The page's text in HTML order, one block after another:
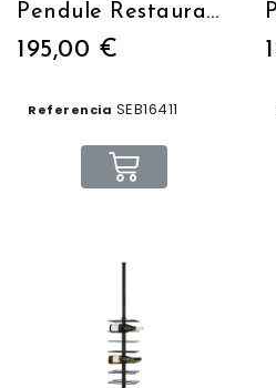
Pendule Restaurant Ø62cm H:82cm
195,00 €
Referencia SEB16411